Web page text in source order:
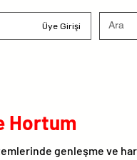
Üye Girişi
Hortum
genleşme ve